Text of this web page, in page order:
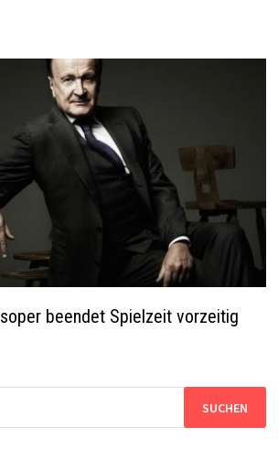
beendet Spielzeit vorzeitig